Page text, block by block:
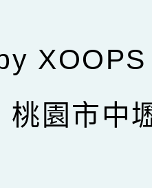
XOOPS
桃園市中